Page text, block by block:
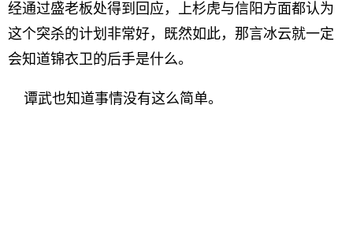
经通过盛老板处得到回应，上杉虎与信阳方面都认为
这个突杀的计划非常好，既然如此，那言冰云就一定
会知道锦衣卫的后手是什么。
谭武也知道事情没有这么简单。